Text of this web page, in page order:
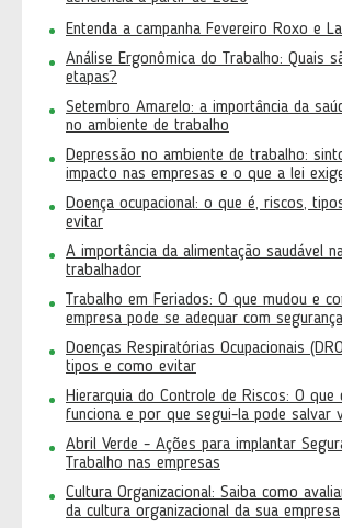
Entenda a campanha Fevereiro Roxo e
Análise Ergonômica do Trabalho: Quais
etapas?
Setembro Amarelo: a importância da
no ambiente de trabalho
Depressão no ambiente de trabalho:
impacto nas empresas e o que a lei
Doença ocupacional: o que é, riscos,
evitar
A importância da alimentação saudável
trabalhador
Trabalho em Feriados: O que mudou e
empresa pode se adequar com
Doenças Respiratórias Ocupacionais
tipos e como evitar
Hierarquia do Controle de Riscos: O que
funciona e por que segui-la pode salvar
Abril Verde - Ações para implantar
Trabalho nas empresas
Cultura Organizacional: Saiba como
da cultura organizacional da sua empresa